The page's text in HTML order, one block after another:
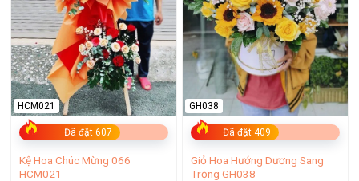
Đã đặt 607
HCM021
Kệ Hoa Chúc Mừng 066
HCM021
Đã đặt 409
GH038
Giỏ Hoa Hướng Dương Sang
Trọng GH038